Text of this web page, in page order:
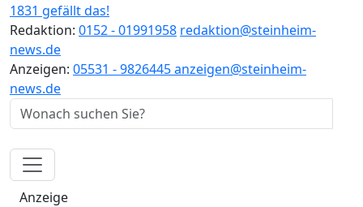
1831 gefällt das!
Redaktion: 0152 - 01991958 redaktion@steinheim-
news.de
Anzeigen: 05531 - 9826445anzeigen@steinheim-
news.de
Anzeige